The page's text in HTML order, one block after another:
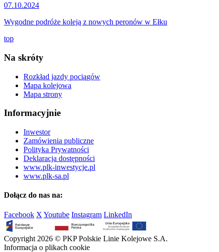
07.10.2024
Wygodne podróże koleją z nowych peronów w Ełku
top
Na skróty
Rozkład jazdy pociągów
Mapa kolejowa
Mapa strony
Informacyjnie
Inwestor
Zamówienia publiczne
Polityka Prywatności
Deklaracja dostępności
www.plk-inwestycje.pl
www.plk-sa.pl
Dołącz do nas na:
Facebook X Youtube Instagram LinkedIn
Copyright 2026 © PKP Polskie Linie Kolejowe S.A.
Informacja o plikach cookie